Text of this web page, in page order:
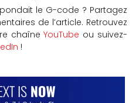
le G-code ? Partagez
de l’article. Retrouvez
chaîneYouTube ou suivez-
!